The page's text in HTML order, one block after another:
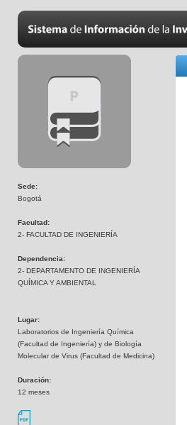
Sede:
Bogotá
Facultad:
2- FACULTAD DE INGENIERÍA
Dependencia:
2- DEPARTAMENTO DE INGENIERÍA
QUÍMICA Y AMBIENTAL
Lugar:
Laboratorios de Ingeniería Química
(Facultad de Ingeniería) y de Biología
Molecular de Virus (Facultad de Medicina)
Duración:
12 meses